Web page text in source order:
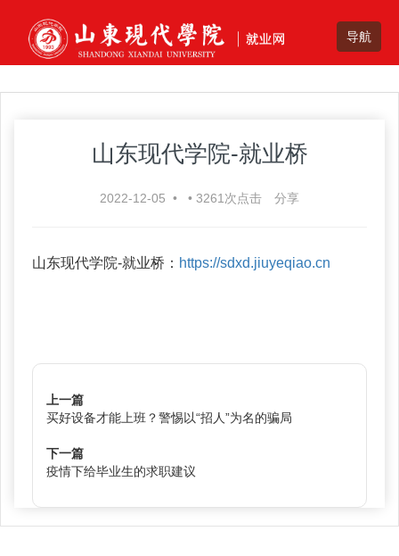
山东现代学院-就业桥
2022-12-05 • • 3261 次点击 分享
山东现代学院-就业桥： https://sdxd.jiuyeqiao.cn
上一篇
买好设备才能上班？警惕以“招人”为名的骗局
下一篇
疫情下给毕业生的求职建议